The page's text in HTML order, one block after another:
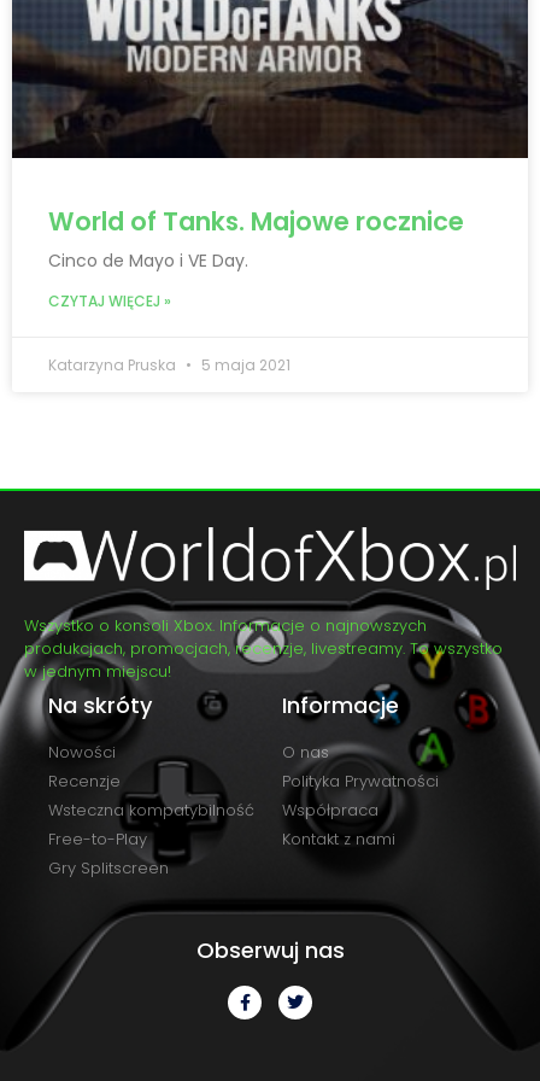
World of Tanks. Majowe rocznice
Cinco de Mayo i VE Day.
CZYTAJ WIĘCEJ »
Katarzyna Pruska 5 maja 2021
Wszystko o konsoli Xbox. Informacje o najnowszych
produkcjach, promocjach, recenzje, livestreamy. To wszystko
w jednym miejscu!
Na skróty
Nowości
Recenzje
Wsteczna kompatybilność
Free-to-Play
Gry Splitscreen
Informacje
O nas
Polityka Prywatności
Współpraca
Kontakt z nami
Obserwuj nas